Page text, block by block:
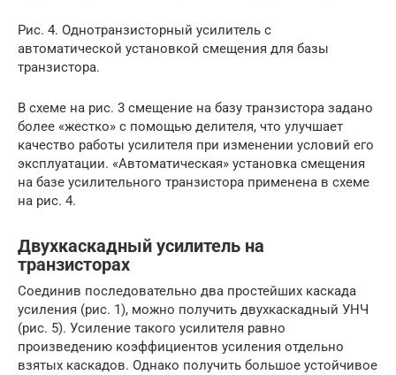
Рис. 4. Однотранзисторный усилитель с
автоматической установкой смещения для базы
транзистора.
В схеме на рис. 3 смещение на базу транзистора задано
более «жестко» с помощью делителя, что улучшает
качество работы усилителя при изменении условий его
эксплуатации. «Автоматическая» установка смещения
на базе усилительного транзистора применена в схеме
на рис. 4.
Двухкаскадный усилитель на
транзисторах
Соединив последовательно два простейших каскада
усиления (рис. 1), можно получить двухкаскадный УНЧ
(рис. 5). Усиление такого усилителя равно
произведению коэффициентов усиления отдельно
взятых каскадов. Однако получить большое устойчивое